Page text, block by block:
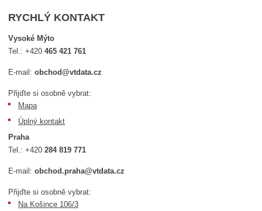
RYCHLÝ KONTAKT
Vysoké Mýto
Tel.:+420465 421 761
E-mail:obchod@vtdata.cz
Přijďte si osobně vybrat:
Mapa
Úplný kontakt
Praha
Tel.:+420284 819 771
E-mail:obchod.praha@vtdata.cz
Přijďte si osobně vybrat:
Na Košince 106/3